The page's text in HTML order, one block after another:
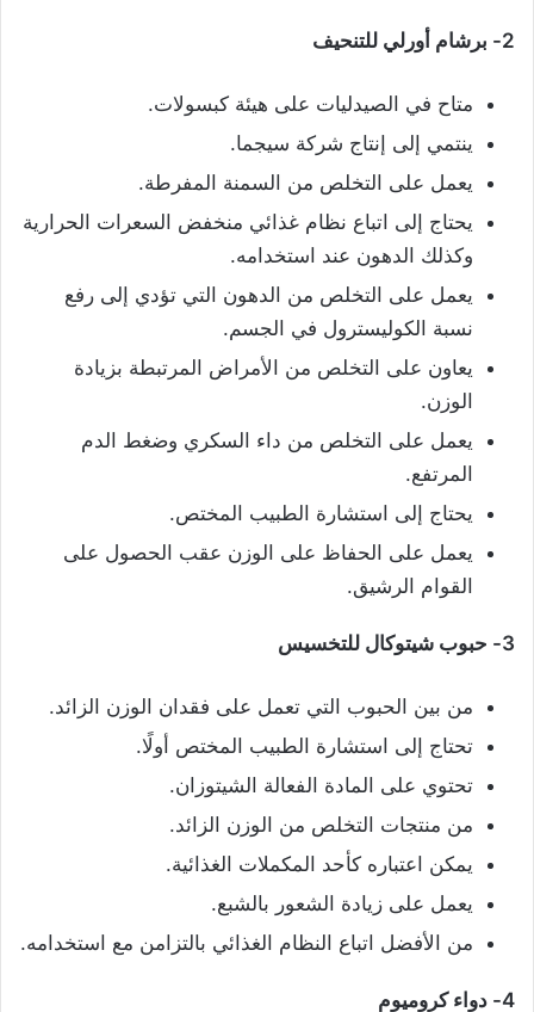
2- برشام أورلي للتنحيف
متاح في الصيدليات على هيئة كبسولات.
ينتمي إلى إنتاج شركة سيجما.
يعمل على التخلص من السمنة المفرطة.
يحتاج إلى اتباع نظام غذائي منخفض السعرات الحرارية
وكذلك الدهون عند استخدامه.
يعمل على التخلص من الدهون التي تؤدي إلى رفع
نسبة الكوليسترول في الجسم.
يعاون على التخلص من الأمراض المرتبطة بزيادة
الوزن.
يعمل على التخلص من داء السكري وضغط الدم
المرتفع.
يحتاج إلى استشارة الطبيب المختص.
يعمل على الحفاظ على الوزن عقب الحصول على
القوام الرشيق.
3- حبوب شيتوكال للتخسيس
من بين الحبوب التي تعمل على فقدان الوزن الزائد.
تحتاج إلى استشارة الطبيب المختص أولًا.
تحتوي على المادة الفعالة الشيتوزان.
من منتجات التخلص من الوزن الزائد.
يمكن اعتباره كأحد المكملات الغذائية.
يعمل على زيادة الشعور بالشبع.
من الأفضل اتباع النظام الغذائي بالتزامن مع استخدامه.
4- دواء كروميوم